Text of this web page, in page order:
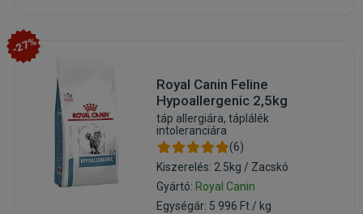
-27%
Royal Canin Feline
Hypoallergenic 2,5kg
táp allergiára, táplálék
intoleranciára
(6)
Kiszerelés: 2.5kg / Zacskó
Gyártó: Royal Canin
Egységár: 5 996 Ft / kg